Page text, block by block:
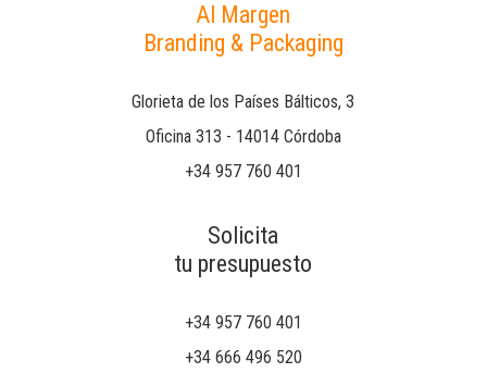
Al Margen
Branding & Packaging
Glorieta de los Países Bálticos, 3
Oficina 313 - 14014 Córdoba
+34 957 760 401
Solicita
tu presupuesto
+34 957 760 401
+34 666 496 520